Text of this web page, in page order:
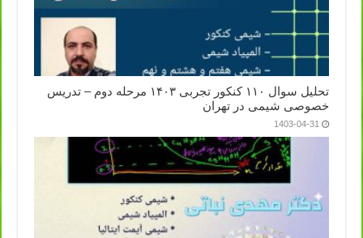
تحلیل سوال ۱۱۰ کنکور تجربی ۱۴۰۳ مرحله دوم – تدریس
خصوصی شیمی در تهران
1403-04-31